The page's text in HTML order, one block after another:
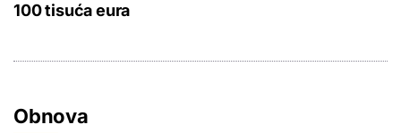
100 tisuća eura
Obnova